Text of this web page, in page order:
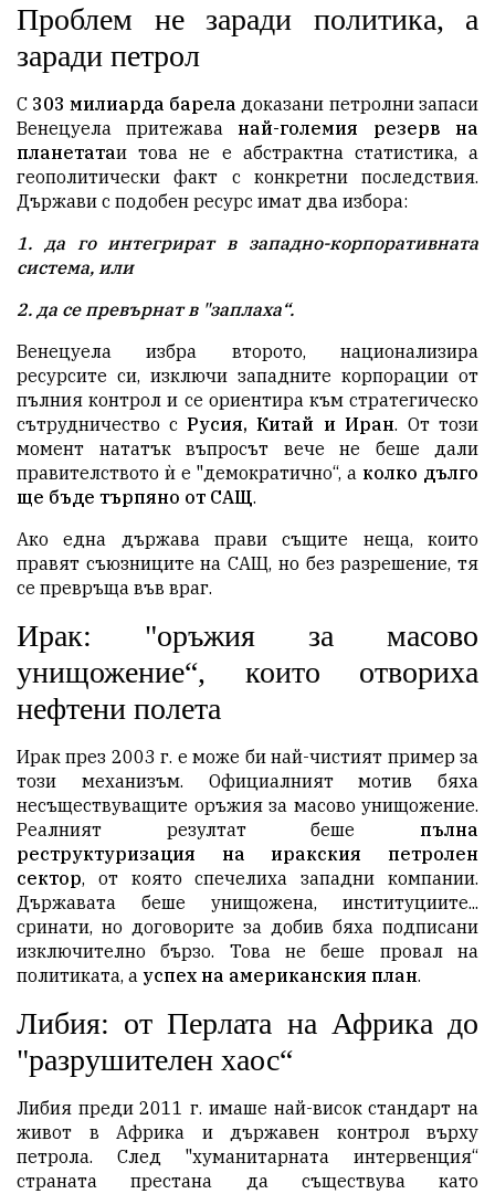
Проблем не заради политика, а
заради петрол
С 303 милиарда барела доказани петролни запаси
Венецуела притежава най-големия резерв на
планетатаи това не е абстрактна статистика, а
геополитически факт с конкретни последствия.
Държави с подобен ресурс имат два избора:
1. да го интегрират в западно-корпоративната
система, или
2. да се превърнат в "заплаха“.
Венецуела избра второто, национализира
ресурсите си, изключи западните корпорации от
пълния контрол и се ориентира към стратегическо
сътрудничество с Русия, Китай и Иран. От този
момент нататък въпросът вече не беше дали
правителството ѝ е "демократично“, а колко дълго
ще бъде търпяно от САЩ.
Ако една държава прави същите неща, които
правят съюзниците на САЩ, но без разрешение, тя
се превръща във враг.
Ирак: "оръжия за масово
унищожение“, които отвориха
нефтени полета
Ирак през 2003 г. е може би най-чистият пример за
този механизъм. Официалният мотив бяха
несъществуващите оръжия за масово унищожение.
Реалният резултат беше пълна
реструктуризация на иракския петролен
сектор, от която спечелиха западни компании.
Държавата беше унищожена, институциите...
сринати, но договорите за добив бяха подписани
изключително бързо. Това не беше провал на
политиката, а успех на американския план.
Либия: от Перлата на Африка до
"разрушителен хаос“
Либия преди 2011 г. имаше най-висок стандарт на
живот в Африка и държавен контрол върху
петрола. След "хуманитарната интервенция“
страната престана да съществува като